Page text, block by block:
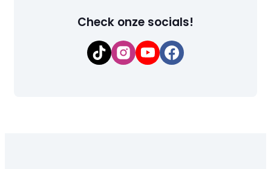
Check onze socials!